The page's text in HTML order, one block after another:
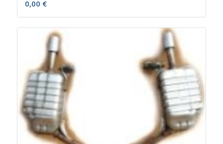
0,00 €